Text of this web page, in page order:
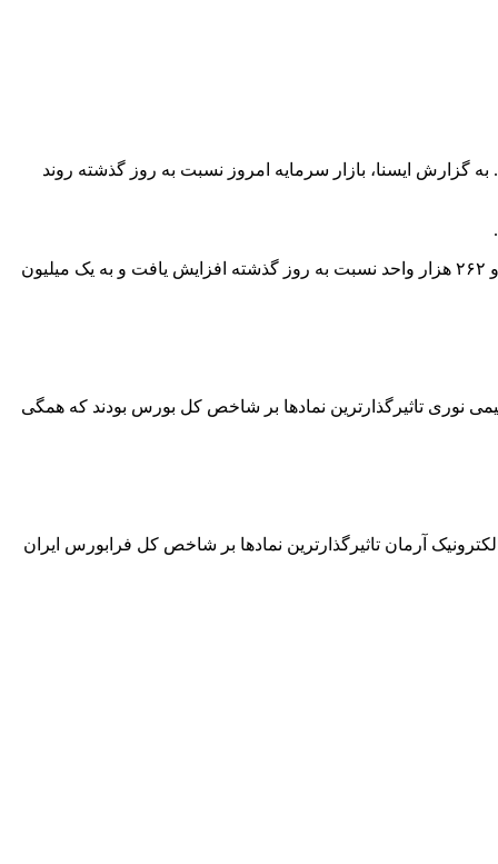
گذشته داشت و شاخص کل با رشد حدود ۲۰ هزار واحدی به یک میلیون و ۹۸۱ هزار واحد رسید. به گزارش ایسنا، بازار سرمایه امروز نسبت به روز گذشته روند
به گزارش ایسنا، بازار سرمایه امروز نسبت به روز گذشته روند صعودی داشت و شاخص کل بورس امروز دوشنبه (هشتم آبان‌ماه) ۲۰ هزار و ۲۶۲ هزار واحد نسبت به روز گذشته افزایش یافت و به یک میلیون
نوری تاثیرگذارترین نمادها بر شاخص کل بورس بودند که همگی
آرمان تاثیرگذارترین نمادها بر شاخص کل فرابورس ایران